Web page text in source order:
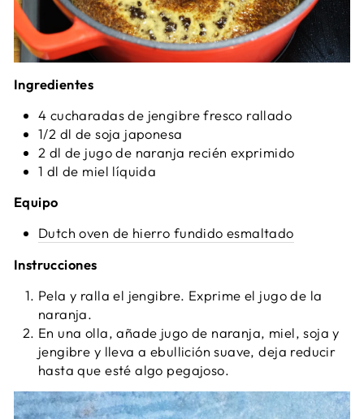
Ingredientes
4 cucharadas de jengibre fresco rallado
1/2 dl de soja japonesa
2 dl de jugo de naranja recién exprimido
1 dl de miel líquida
Equipo
Dutch oven de hierro fundido esmaltado
Instrucciones
Pela y ralla el jengibre. Exprime el jugo de la
naranja.
En una olla, añade jugo de naranja, miel, soja y
jengibre y lleva a ebullición suave, deja reducir
hasta que esté algo pegajoso.